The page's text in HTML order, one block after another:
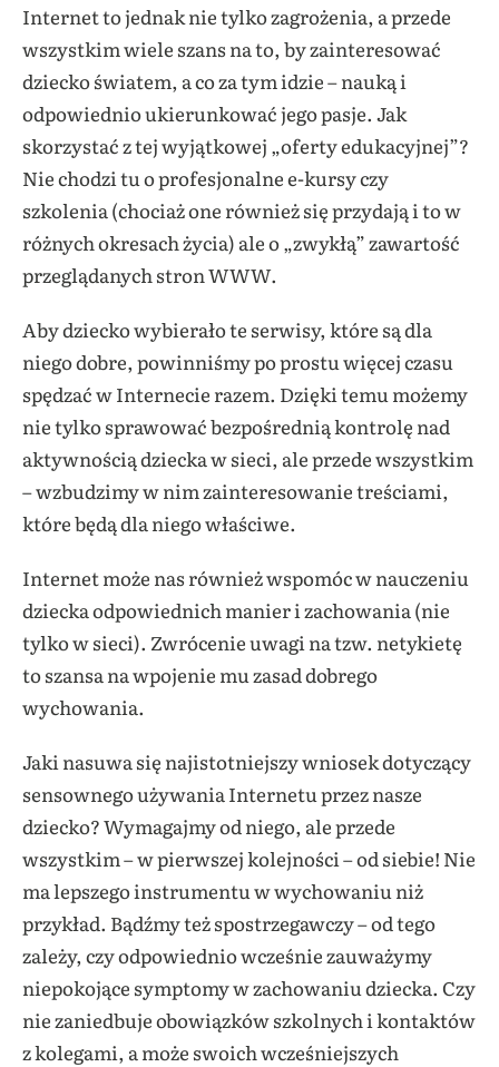
Internet to jednak nie tylko zagrożenia, a przede
wszystkim wiele szans na to, by zainteresować
dziecko światem, a co za tym idzie – nauką i
odpowiednio ukierunkować jego pasje. Jak
skorzystać z tej wyjątkowej „oferty edukacyjnej”?
Nie chodzi tu o profesjonalne e-kursy czy
szkolenia (chociaż one również się przydają i to w
różnych okresach życia) ale o „zwykłą” zawartość
przeglądanych stron WWW.
Aby dziecko wybierało te serwisy, które są dla
niego dobre, powinniśmy po prostu więcej czasu
spędzać w Internecie razem. Dzięki temu możemy
nie tylko sprawować bezpośrednią kontrolę nad
aktywnością dziecka w sieci, ale przede wszystkim
– wzbudzimy w nim zainteresowanie treściami,
które będą dla niego właściwe.
Internet może nas również wspomóc w nauczeniu
dziecka odpowiednich manier i zachowania (nie
tylko w sieci). Zwrócenie uwagi na tzw. netykietę
to szansa na wpojenie mu zasad dobrego
wychowania.
Jaki nasuwa się najistotniejszy wniosek dotyczący
sensownego używania Internetu przez nasze
dziecko? Wymagajmy od niego, ale przede
wszystkim – w pierwszej kolejności – od siebie! Nie
ma lepszego instrumentu w wychowaniu niż
przykład. Bądźmy też spostrzegawczy – od tego
zależy, czy odpowiednio wcześnie zauważymy
niepokojące symptomy w zachowaniu dziecka. Czy
nie zaniedbuje obowiązków szkolnych i kontaktów
z kolegami, a może swoich wcześniejszych